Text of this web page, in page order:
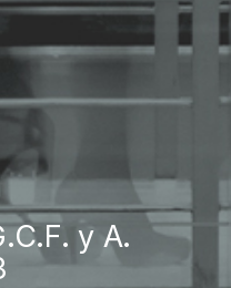
y A.